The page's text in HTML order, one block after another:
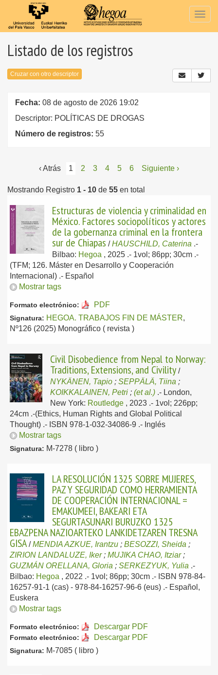
Listado de los registros
Cruzar con otro descriptor
Fecha: 08 de agosto de 2026 19:02
Descriptor: POLÍTICAS DE DROGAS
Número de registros: 55
‹ Atrás 1 2 3 4 5 6 Siguiente ›
Mostrando Registro 1 - 10 de 55 en total
Estructuras de violencia y criminalidad en
México. Factores sociopolíticos y actores
de la gobernanza criminal en la frontera
sur de Chiapas /HAUSCHILD, Caterina .-
Bilbao: Hegoa , 2025 .- 1vol; 86pp; 30cm .-
(TFM; 126. Máster en Desarrollo y Cooperación
Internacional) .- Español
Mostrar tags
Formato electrónico: PDF
Signatura: HEGOA. TRABAJOS FIN DE MÁSTER,
Nº126 (2025) Monográfico ( revista )
Civil Disobedience from Nepal to Norway:
Traditions, Extensions, and Civility /
NYKÄNEN, Tapio ; SEPPÄLÄ, Tiina ;
KOIKKALAINEN, Petri ; (et al.) .- London,
New York: Routledge , 2023 .- 1vol; 226pp;
24cm .-(Ethics, Human Rights and Global Political
Thought) .- ISBN 978-1-032-34086-9 .- Inglés
Mostrar tags
Signatura: M-7278 ( libro )
LA RESOLUCIÓN 1325 SOBRE MUJERES,
PAZ Y SEGURIDAD COMO HERRAMIENTA
DE COOPERACIÓN INTERNACIONAL =
EMAKUMEEI, BAKEARI ETA
SEGURTASUNARI BURUZKO 1325
EBAZPENA NAZIOARTEKO LANKIDETZAREN TRESNA
GISA /MENDIA AZKUE, Irantzu ; BESOZZI, Sheida ;
ZIRION LANDALUZE, Iker; MUJIKA CHAO, Itziar;
GUZMÁN ORELLANA, Gloria ; SERKEZYUK, Yulia .-
Bilbao: Hegoa , 2022 .- 1vol; 86pp; 30cm .- ISBN 978-84-
16257-91-1 (cas) - 978-84-16257-96-6 (eus) .- Español,
Euskera
Mostrar tags
Formato electrónico: Descargar PDF
Formato electrónico: Descargar PDF
Signatura: M-7085 ( libro )